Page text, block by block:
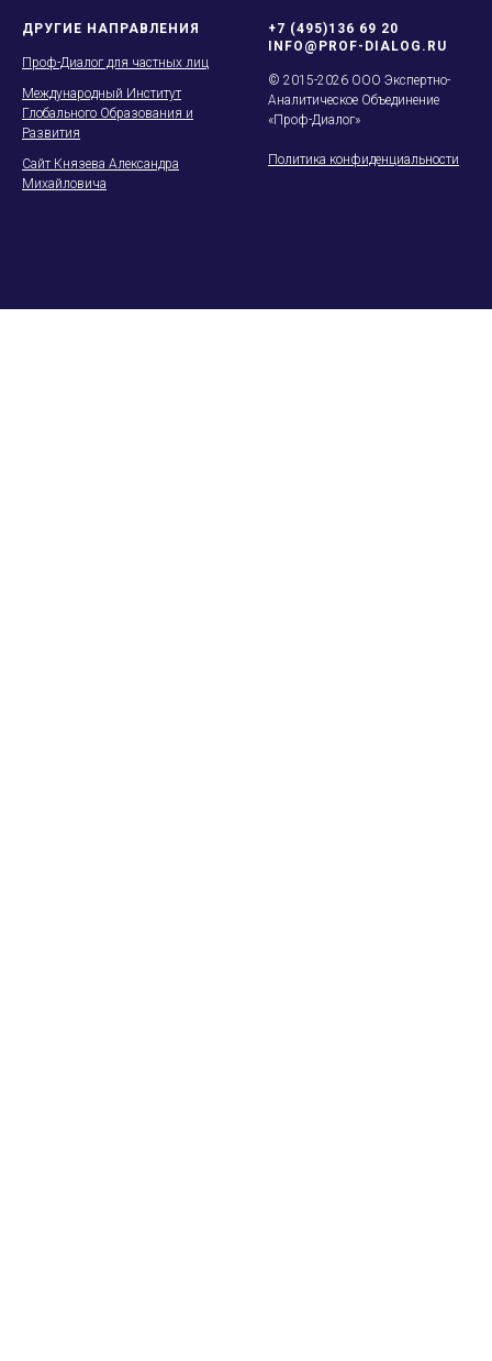
ДРУГИЕ НАПРАВЛЕНИЯ
Проф-Диалог для частных лиц
Международный Институт
Глобального Образования и
Развития
Сайт Князева Александра
Михайловича
+7 (495)136 69 20
INFO@PROF-DIALOG.RU
© 2015-2026 ООО Экспертно-
Аналитическое Объединение
«Проф-Диалог»
Политика конфиденциальности